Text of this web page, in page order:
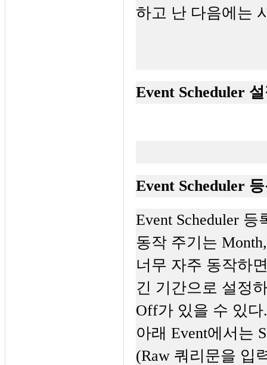
하고 난 다음에는
Event Scheduler
Event Scheduler
Event Scheduler
동작 주기는
너무 자주 동작하
긴 기간으로 설정
Off가 있을 수 있다.
아래 Event에서는
(Raw 쿼리문을 입